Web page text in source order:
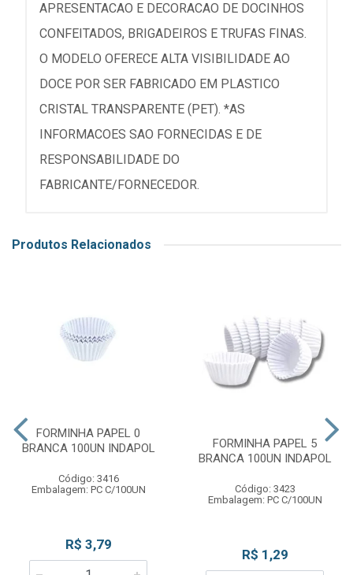
APRESENTACAO E DECORACAO DE DOCINHOS
CONFEITADOS, BRIGADEIROS E TRUFAS FINAS.
O MODELO OFERECE ALTA VISIBILIDADE AO
DOCE POR SER FABRICADO EM PLASTICO
CRISTAL TRANSPARENTE (PET). *AS
INFORMACOES SAO FORNECIDAS E DE
RESPONSABILIDADE DO
FABRICANTE/FORNECEDOR.
Produtos Relacionados
FORMINHA PAPEL 0
BRANCA 100UN INDAPOL
Código: 3416
Embalagem: PC C/100UN
R$ 3,79
FORMINHA PAPEL 5
BRANCA 100UN INDAPOL
Código: 3423
Embalagem: PC C/100UN
R$ 1,29